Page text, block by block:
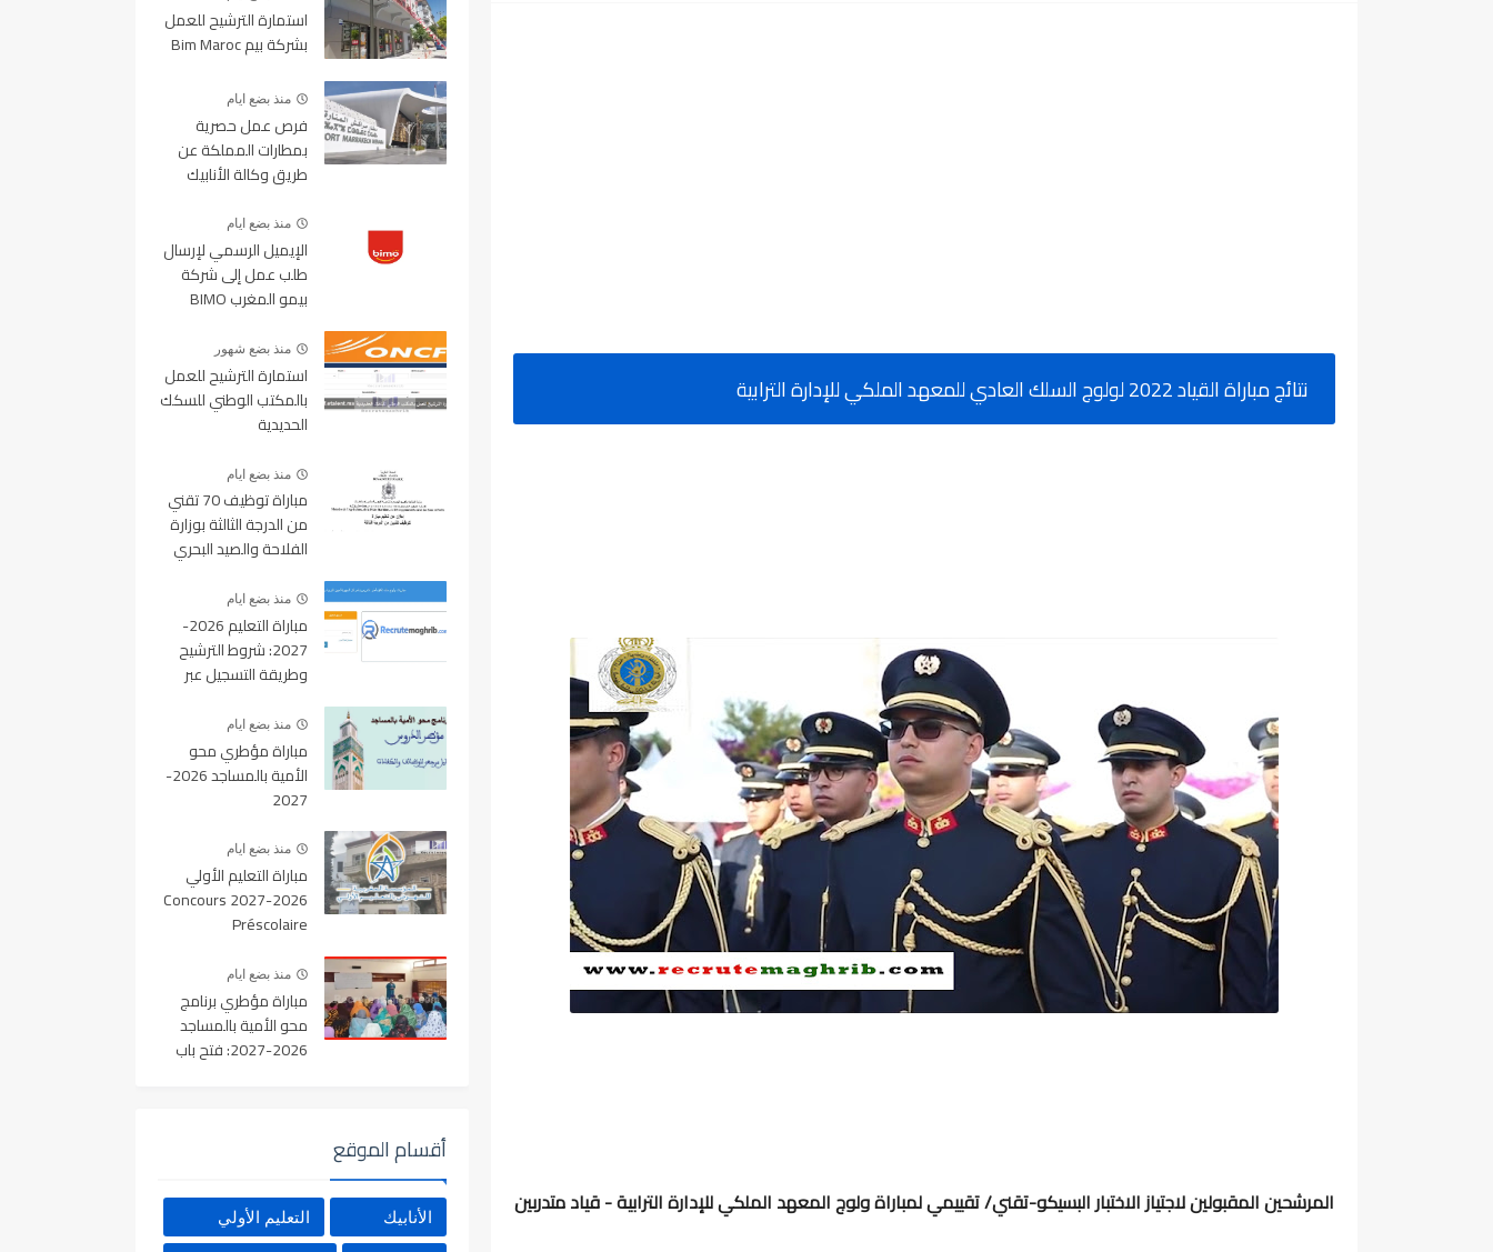
نتائج مباراة القياد 2022 لولوج السلك العادي للمعهد الملكي للإدارة الترابية
المرشحين المقبولين لاجتياز الاختبار البسيكو-تقني/ تقييمي لمباراة ولوج المعهد الملكي للإدارة الترابية - قياد متدربين
استمارة الترشيح للعمل
بشركة بيم Bim Maroc
منذ بضع ايام
فرص عمل حصرية
بمطارات المملكة عن
طريق وكالة الأنابيك
منذ بضع ايام
الإيميل الرسمي لإرسال
طلب عمل إلى شركة
بيمو المغرب BIMO
منذ بضع شهور
استمارة الترشيح للعمل
بالمكتب الوطني للسكك
الحديدية
منذ بضع ايام
مباراة توظيف 70 تقني
من الدرجة الثالثة بوزارة
الفلاحة والصيد البحري
غشت 2026
منذ بضع ايام
مباراة التعليم 2026-
2027: شروط الترشيح
وطريقة التسجيل عبر
منذ بضع ايام
مباراة مؤطري محو
الأمية بالمساجد 2026-
2027
منذ بضع ايام
مباراة التعليم الأولي
2026-2027 Concours
Préscolaire
منذ بضع ايام
مباراة مؤطري برنامج
محو الأمية بالمساجد
2026-2027: فتح باب
أقسام الموقع
الأنابيك التعليم الأولي